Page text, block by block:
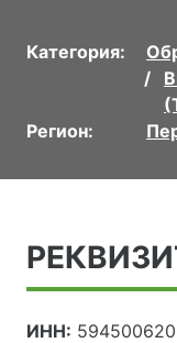
Категория:
Регион:
ИНН: